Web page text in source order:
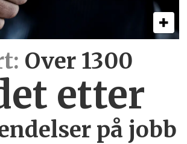
Over 1300
etter
på jobb